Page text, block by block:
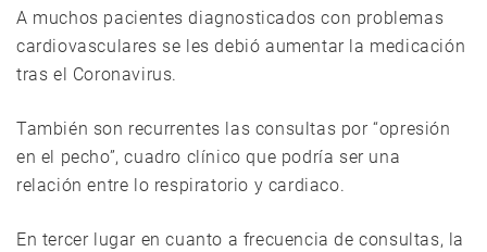
A muchos pacientes diagnosticados con problemas
cardiovasculares se les debió aumentar la medicación
tras el Coronavirus.
También son recurrentes las consultas por “opresión
en el pecho”, cuadro clínico que podría ser una
relación entre lo respiratorio y cardiaco.
En tercer lugar en cuanto a frecuencia de consultas, la